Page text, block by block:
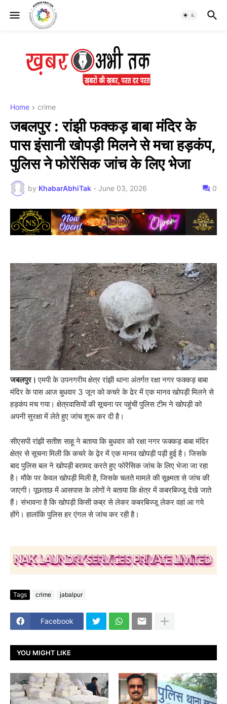
Home crime
जबलपुर : रांझी फक्कड़ बाबा मंदिर के
पास इंसानी खोपड़ी मिलने से मचा हड़कंप,
पुलिस ने फोरेंसिक जांच के लिए भेजा
by KhabarAbhiTak - June 03, 2026 0
जबलपुर।एमपी के उपनगरीय क्षेत्र रांझी थाना अंतर्गत रक्षा नगर फक्कड़ बाबा
मंदिर के पास आज बुधवार 3 जून को कचरे के ढेर में एक मानव खोपड़ी मिलने से
हड़कंप मच गया। क्षेत्रवासियों की सूचना पर पहुंची पुलिस टीम ने खोपड़ी को
अपनी सुरक्षा में लेते हुए जांच शुरू कर दी है।
सीएसपी रांझी सतीश साहू ने बताया कि बुधवार को रक्षा नगर फक्कड़ बाबा मंदिर
क्षेत्र से सूचना मिली कि कचरे के ढ़ेर में एक मानव खोपड़ी पड़ी हुई है। जिसके
बाद पुलिस बल ने खोपड़ी बरामद करते हुए फोरेंसिक जांच के लिए भेजा जा रहा
है। मौके पर केवल खोपड़ी मिली है, जिसके चलते मामले की सूक्ष्मता से जांच की
जाएगी। पूछताछ में आसपास के लोगों ने बताया कि क्षेत्र में कबरबिज्जू देखे जाते
हैं। संभावना है कि खोपड़ी किसी कब्र से लेकर कबरबिज्जू लेकर वहां आ गये
होंगे। हालांकि पुलिस हर एंगल से जांच कर रही है।
Tags crime jabalpur
Facebook
YOU MIGHT LIKE